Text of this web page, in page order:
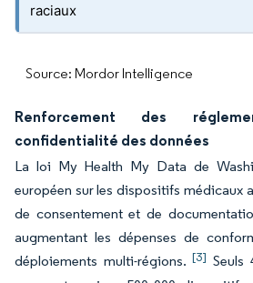
raciaux
Source: Mordor Intelligence
Renforcement des
confidentialité des données
La loi My Health My Data de
européen sur les dispositifs médicaux
de consentement et de
augmentant les dépenses de
déploiements multi-régions.[3] Seuls